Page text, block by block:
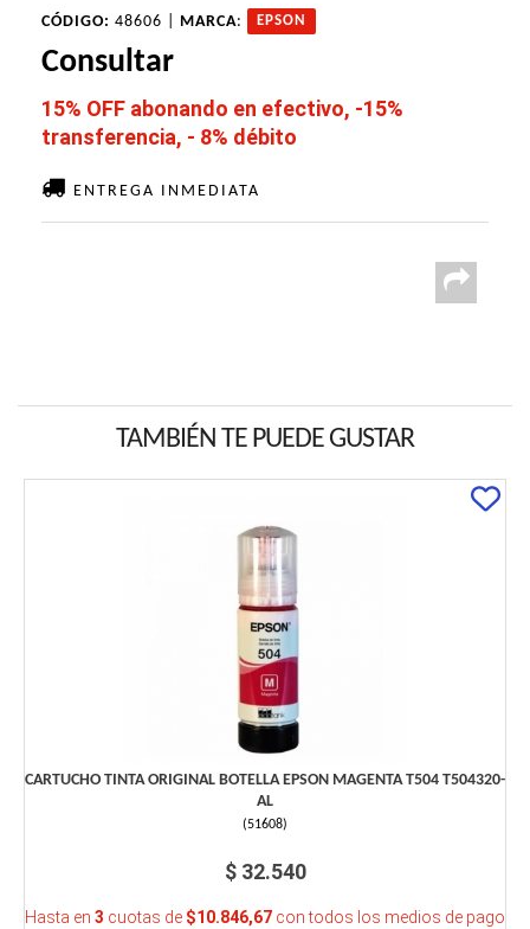
CÓDIGO: 48606 | MARCA: EPSON
Consultar
15% OFF abonando en efectivo, -15%
transferencia, - 8% débito
ENTREGA INMEDIATA
TAMBIÉN TE PUEDE GUSTAR
CARTUCHO TINTA ORIGINAL BOTELLA EPSON MAGENTA T504 T504320-
AL
(51608)
$ 32.540
Hasta en 3 cuotas de $10.846,67 con todos los medios de pago